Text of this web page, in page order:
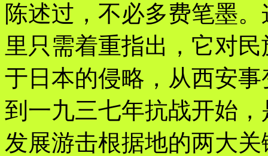
陈述过，不必多费笔墨。
里只需着重指出，它对
于日本的侵略，从西安事
到一九三七年抗战开始
发展游击根据地的两大关